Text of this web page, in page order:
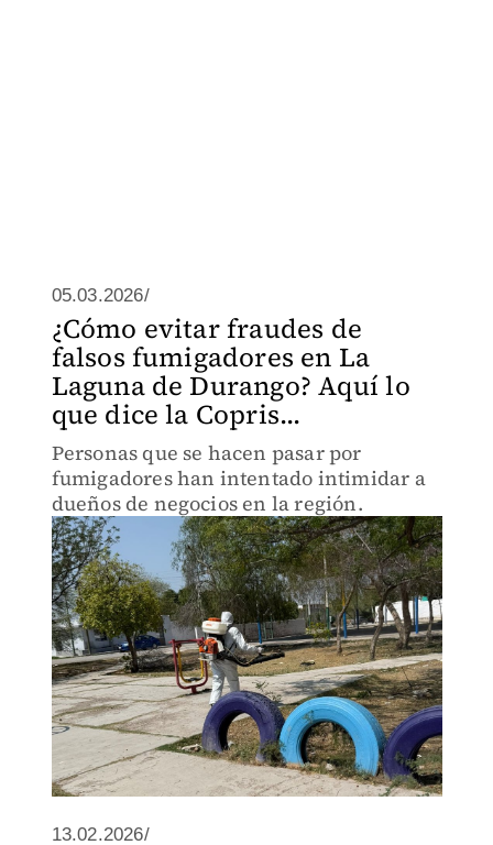
05.03.2026/
¿Cómo evitar fraudes de
falsos fumigadores en La
Laguna de Durango? Aquí lo
que dice la Copris...
Personas que se hacen pasar por
fumigadores han intentado intimidar a
dueños de negocios en la región.
13.02.2026/